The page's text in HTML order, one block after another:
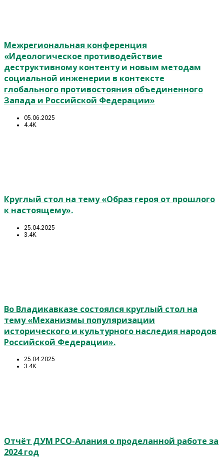
Межрегиональная конференция
«Идеологическое противодействие
деструктивному контенту и новым методам
социальной инженерии в контексте
глобального противостояния объединенного
Запада и Российской Федерации»
05.06.2025
4.4K
Круглый стол на тему «Образ героя от прошлого
к настоящему».
25.04.2025
3.4K
Во Владикавказе состоялся круглый стол на
тему «Механизмы популяризации
исторического и культурного наследия народов
Российской Федерации».
25.04.2025
3.4K
Отчёт ДУМ РСО-Алания о проделанной работе за
2024 год